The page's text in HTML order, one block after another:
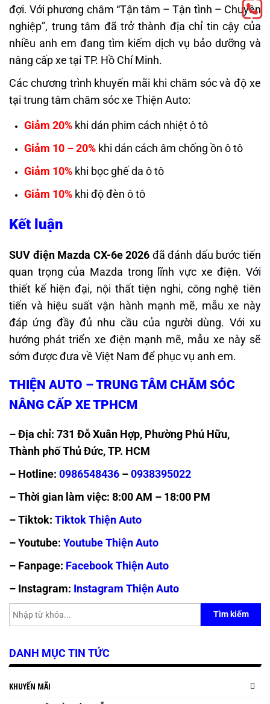
đợi. Với phương châm “Tận tâm – Tận tình – Chuyên
nghiệp”, trung tâm đã trở thành địa chỉ tin cậy của
nhiều anh em đang tìm kiếm dịch vụ bảo dưỡng và
nâng cấp xe tại TP. Hồ Chí Minh.
Các chương trình khuyến mãi khi chăm sóc và độ xe
tại trung tâm chăm sóc xe Thiện Auto:
Giảm 20% khi dán phim cách nhiệt ô tô
Giảm 10 – 20% khi dán cách âm chống ồn ô tô
Giảm 10% khi bọc ghế da ô tô
Giảm 10% khi độ đèn ô tô
Kết luận
SUV điện Mazda CX-6e 2026 đã đánh dấu bước tiến
quan trọng của Mazda trong lĩnh vực xe điện. Với
thiết kế hiện đại, nội thất tiện nghi, công nghệ tiên
tiến và hiệu suất vận hành mạnh mẽ, mẫu xe này
đáp ứng đầy đủ nhu cầu của người dùng. Với xu
hướng phát triển xe điện mạnh mẽ, mẫu xe này sẽ
sớm được đưa về Việt Nam để phục vụ anh em.
THIỆN AUTO – TRUNG TÂM CHĂM SÓC
NÂNG CẤP XE TPHCM
– Địa chỉ: 731 Đỗ Xuân Hợp, Phường Phú Hữu,
Thành phố Thủ Đức, TP. HCM
– Hotline: 0986548436 –0938395022
– Thời gian làm việc: 8:00 AM – 18:00 PM
– Tiktok: Tiktok Thiện Auto
– Youtube: Youtube Thiện Auto
– Fanpage: Facebook Thiện Auto
– Instagram: Instagram Thiện Auto
Tìm kiếm
DANH MỤC TIN TỨC
KHUYẾN MÃI